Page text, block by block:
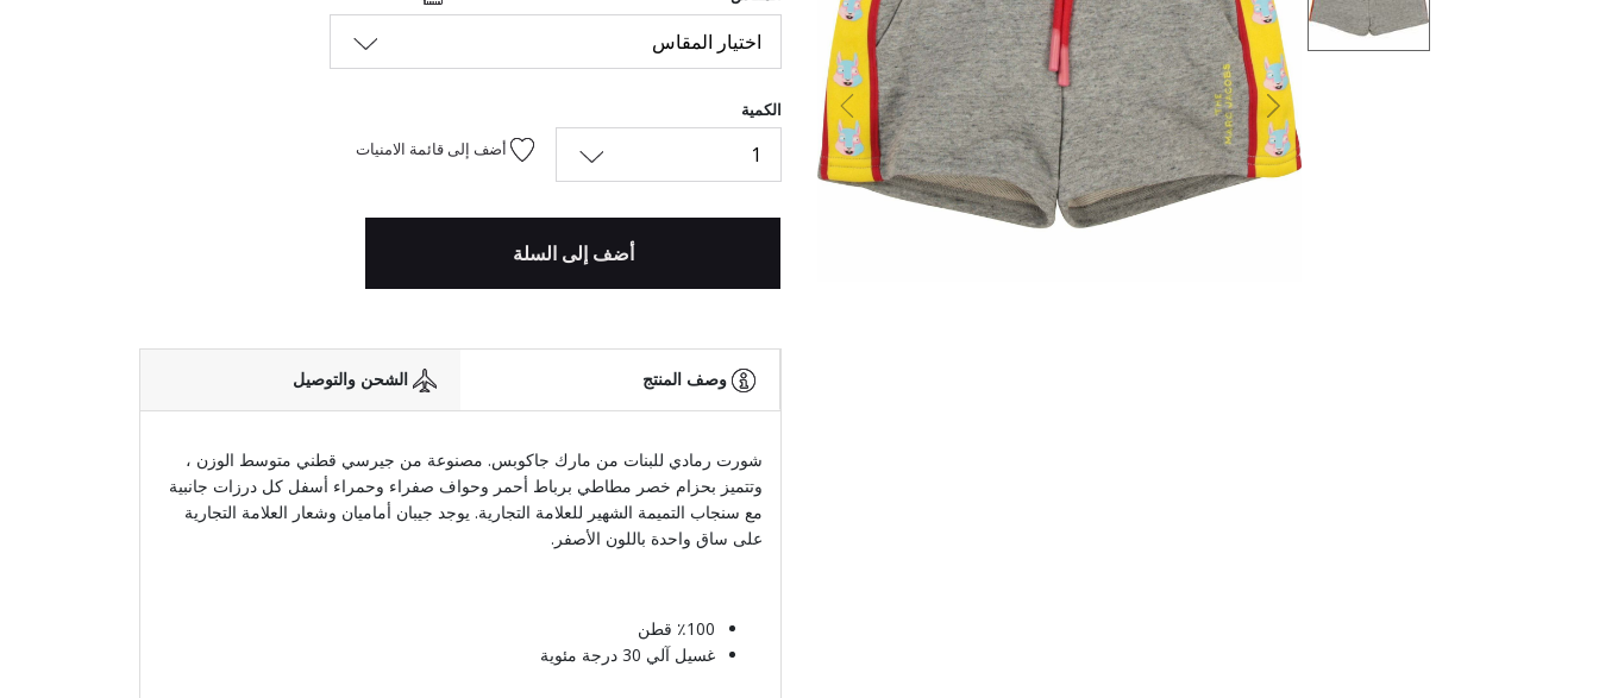
السابق التالى
اختيار المقاس
الكمية
1 أضف إلى قائمة الامنيات
أضف إلى السلة
وصف المنتج الشحن والتوصيل
شورت رمادي للبنات من مارك جاكوبس. مصنوعة من جيرسي قطني متوسط الوزن ،
وتتميز بحزام خصر مطاطي برباط أحمر وحواف صفراء وحمراء أسفل كل درزات جانبية
مع سنجاب التميمة الشهير للعلامة التجارية. يوجد جيبان أماميان وشعار العلامة التجارية
على ساق واحدة باللون الأصفر.
٪100 قطن
غسيل آلي 30 درجة مئوية